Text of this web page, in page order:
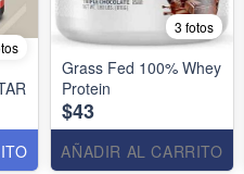
3 fotos
Grass Fed 100% Whey
Protein
$43
AÑADIR AL CARRITO